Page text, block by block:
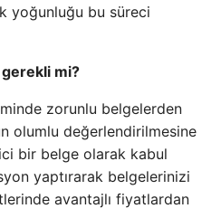
yoğunluğu bu süreci
gerekli mi?
zorunlu belgelerden
olumlu değerlendirilmesine
bir belge olarak kabul
yaptırarak belgelerinizi
avantajlı fiyatlardan